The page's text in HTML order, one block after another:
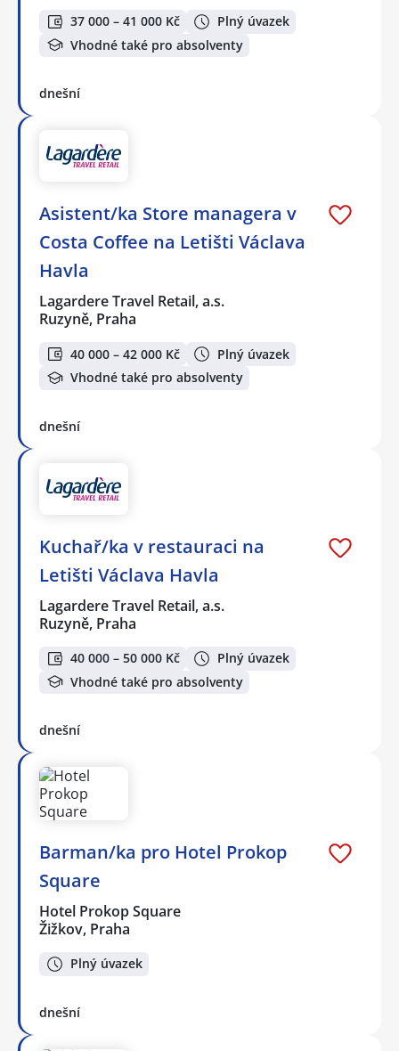
37 000 – 41 000 Kč
Plný úvazek
Vhodné také pro absolventy
dnešní
Asistent/ka Store managera v
Costa Coffee na Letišti Václava
Havla
Lagardere Travel Retail, a.s.
Ruzyně, Praha
40 000 – 42 000 Kč
Plný úvazek
Vhodné také pro absolventy
dnešní
Kuchař/ka v restauraci na
Letišti Václava Havla
Lagardere Travel Retail, a.s.
Ruzyně, Praha
40 000 – 50 000 Kč
Plný úvazek
Vhodné také pro absolventy
dnešní
Barman/ka pro Hotel Prokop
Square
Hotel Prokop Square
Žižkov, Praha
Plný úvazek
dnešní